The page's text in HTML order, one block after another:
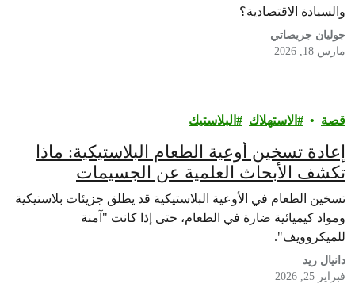
والسيادة الاقتصادية؟
جوليان جريصاتي
مارس 18, 2026
قصة الاستهلاك البلاستيك
إعادة تسخين أوعية الطعام البلاستيكية: ماذا
تكشف الأبحاث العلمية عن الجسيمات
البلاستيكية الدقيقة والمواد الكيميائية في
وجباتنا؟
تسخين الطعام في الأوعية البلاستيكية قد يطلق جزيئات بلاستيكية
ومواد كيميائية ضارة في الطعام، حتى إذا كانت "آمنة
للميكروويف".
دانيال ريد
فبراير 25, 2026